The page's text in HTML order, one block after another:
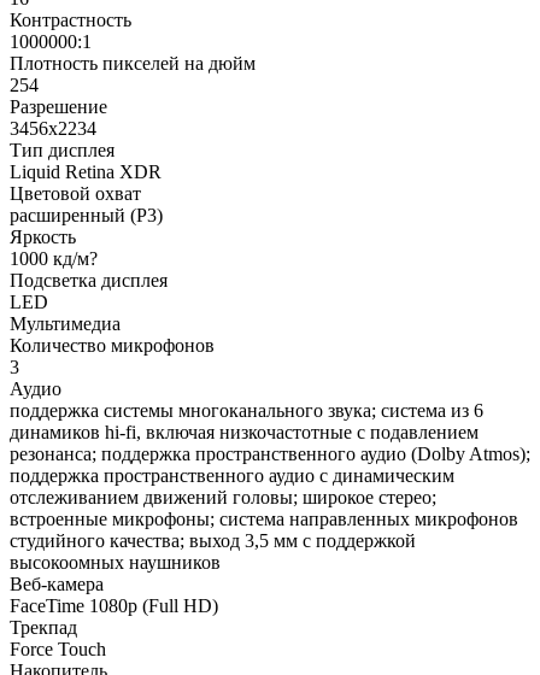
Контрастность
1000000:1
Плотность пикселей на дюйм
254
Разрешение
3456x2234
Тип дисплея
Liquid Retina XDR
Цветовой охват
расширенный (P3)
Яркость
1000 кд/м?
Подсветка дисплея
LED
Мультимедиа
Количество микрофонов
3
Аудио
поддержка системы многоканального звука; система из 6
динамиков hi-fi, включая низкочастотные с подавлением
резонанса; поддержка пространственного аудио (Dolby Atmos);
поддержка пространственного аудио с динамическим
отслеживанием движений головы; широкое стерео;
встроенные микрофоны; система направленных микрофонов
студийного качества; выход 3,5 мм с поддержкой
высокоомных наушников
Веб-камера
FaceTime 1080p (Full HD)
Трекпад
Force Touch
Накопитель